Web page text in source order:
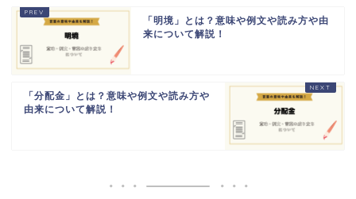
「明境」とは？意味や例文や読み方や由
来について解説！
「分配金」とは？意味や例文や読み方や
由来について解説！